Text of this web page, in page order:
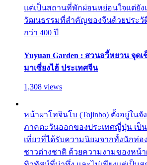
แต่เป็นสถานที่พักผ่อนหย่อนใจแต่ยัง
วัฒนธรรมที่สำคัญของจีนด้วยประวั
กว่า 400 ปี
Yuyuan Garden : สวนอวี้หยวน จุด
มาเซี่ยงไฮ้ ประเทศจีน
1,308 views
หน้าผาโทจินโบ (Tojinbo) ตั้งอยู่ในจั
ภาคตะวันออกของประเทศญี่ปุ่น เป็
เที่ยวที่ได้รับความนิยมจากทั้งนักท่อ
ชาวต่างชาติ ด้วยความงามของหน้